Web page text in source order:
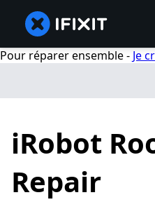
Pour réparer ensemble - Je
iRobot
Repair